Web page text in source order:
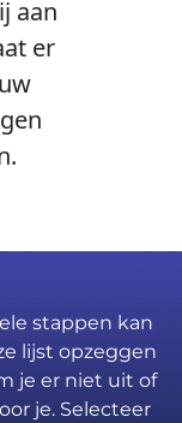
aan
er
stappen kan
lijst opzeggen
je er niet uit of
je. Selecteer